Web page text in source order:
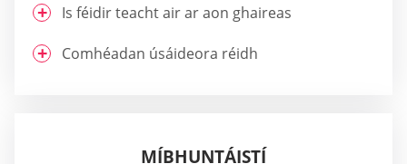
Is féidir teacht air ar aon ghaireas
Comhéadan úsáideora réidh
MÍBHUNTÁISTÍ